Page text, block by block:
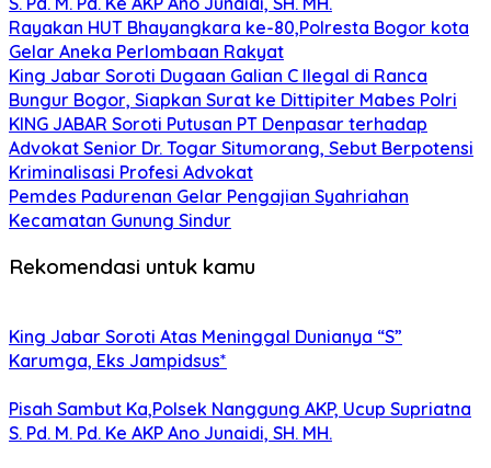
Rayakan HUT Bhayangkara ke-80,Polresta Bogor kota
Gelar Aneka Perlombaan Rakyat
King Jabar Soroti Dugaan Galian C Ilegal di Ranca
Bungur Bogor, Siapkan Surat ke Dittipiter Mabes Polri
KING JABAR Soroti Putusan PT Denpasar terhadap
Advokat Senior Dr. Togar Situmorang, Sebut Berpotensi
Kriminalisasi Profesi Advokat
Pemdes Padurenan Gelar Pengajian Syahriahan
Kecamatan Gunung Sindur
Rekomendasi untuk kamu
King Jabar Soroti Atas Meninggal Dunianya “S”
Karumga, Eks Jampidsus*
Pisah Sambut Ka,Polsek Nanggung AKP, Ucup Supriatna
S. Pd. M. Pd. Ke AKP Ano Junaidi, SH. MH.